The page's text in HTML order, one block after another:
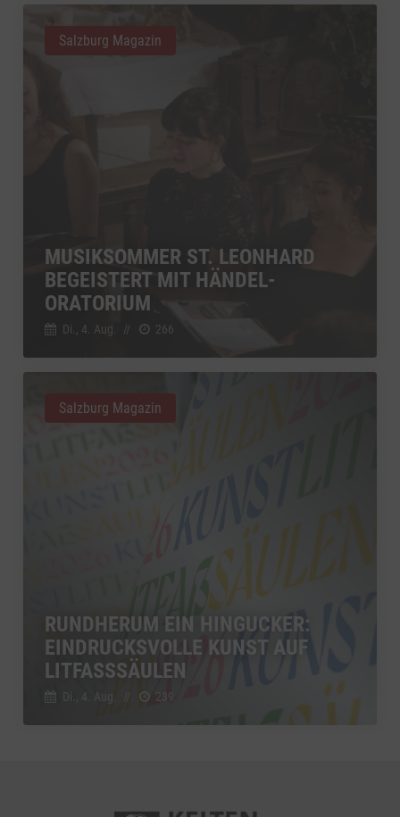
MUSIKSOMMER ST. LEONHARD
BEGEISTERT MIT HÄNDEL-
ORATORIUM
Di., 4. Aug. // 266
Salzburg Magazin
RUNDHERUM EIN HINGUCKER:
EINDRUCKSVOLLE KUNST AUF
LITFASSSÄULEN
Di., 4. Aug. // 239
Salzburg Magazin